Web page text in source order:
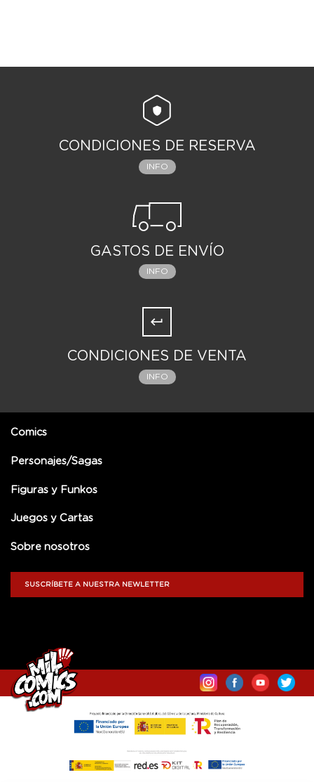
CONDICIONES DE RESERVA
INFO
GASTOS DE ENVÍO
INFO
CONDICIONES DE VENTA
INFO
Comics
Personajes/Sagas
Figuras y Funkos
Juegos y Cartas
Sobre nosotros
SUSCRÍBETE A NUESTRA NEWLETTER